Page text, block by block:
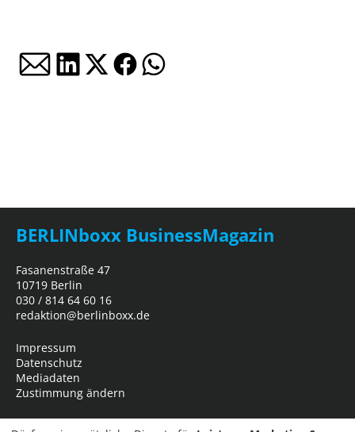
BERLINboxx BusinessMagazin
Fasanenstraße 47
10719 Berlin
030 / 814 64 60 16
redaktion@berlinboxx.de
Impressum
Datenschutz
Mediadaten
Zustimmung ändern